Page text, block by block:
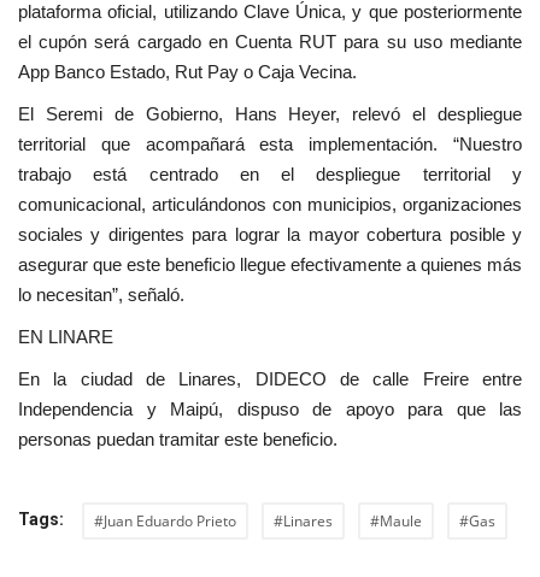
plataforma oficial, utilizando Clave Única, y que posteriormente
el cupón será cargado en Cuenta RUT para su uso mediante
App Banco Estado, Rut Pay o Caja Vecina.
El Seremi de Gobierno, Hans Heyer, relevó el despliegue
territorial que acompañará esta implementación. “Nuestro
trabajo está centrado en el despliegue territorial y
comunicacional, articulándonos con municipios, organizaciones
sociales y dirigentes para lograr la mayor cobertura posible y
asegurar que este beneficio llegue efectivamente a quienes más
lo necesitan”, señaló.
EN LINARE
En la ciudad de Linares, DIDECO de calle Freire entre
Independencia y Maipú, dispuso de apoyo para que las
personas puedan tramitar este beneficio.
Tags: #Juan Eduardo Prieto #Linares #Maule #Gas